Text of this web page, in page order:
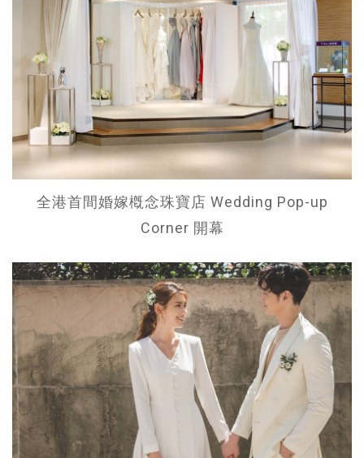
全港首間婚嫁槪念珠寶店 Wedding Pop-up
Corner 開幕